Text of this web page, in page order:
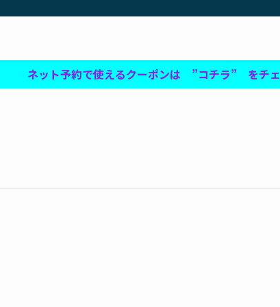
ネット予約で使えるクーポンは ”コチラ” をチェック★